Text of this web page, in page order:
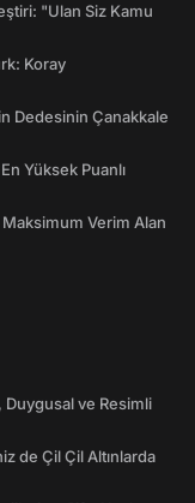
"Ulan Siz Kamu
Koray
Dedesinin Çanakkale
Yüksek Puanlı
Verim Alan
Duygusal ve Resimli
de Çil Çil Altınlarda